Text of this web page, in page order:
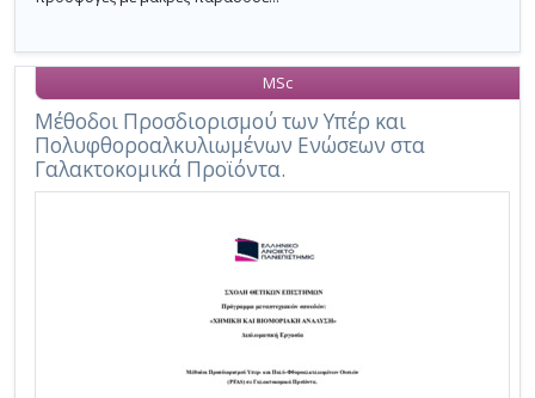
Μέθοδοι Προσδιορισμού των Υπέρ και
Πολυφθοροαλκυλιωμένων Ενώσεων στα
Γαλακτοκομικά Προϊόντα.
MSc